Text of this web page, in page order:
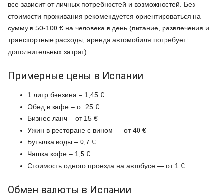
все зависит от личных потребностей и возможностей. Без
стоимости проживания рекомендуется ориентироваться на
сумму в 50-100 € на человека в день (питание, развлечения и
транспортные расходы, аренда автомобиля потребует
дополнительных затрат).
Примерные цены в Испании
1 литр бензина – 1,45 €
Обед в кафе – от 25 €
Бизнес ланч – от 15 €
Ужин в ресторане с вином — от 40 €
Бутылка воды – 0,7 €
Чашка кофе – 1,5 €
Стоимость одного проезда на автобусе — от 1 €
Обмен валюты в Испании